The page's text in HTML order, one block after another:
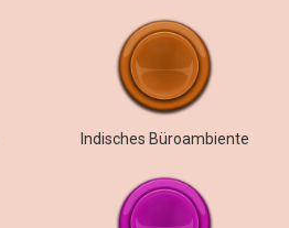
Indisches Büroambiente